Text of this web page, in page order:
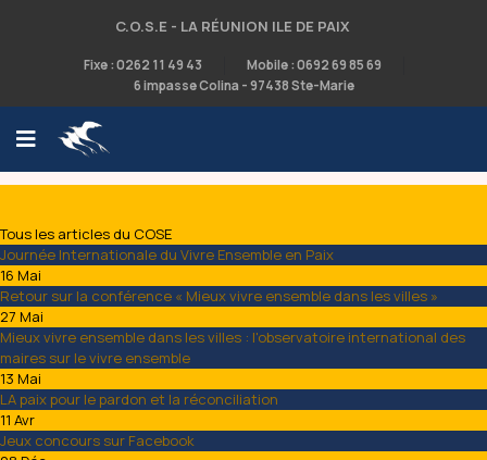
C.O.S.E - LA RÉUNION ILE DE PAIX
Fixe : 0262 11 49 43
Mobile : 0692 69 85 69
6 impasse Colina - 97438 Ste-Marie
Tous les articles du COSE
Journée Internationale du Vivre Ensemble en Paix
16 Mai
Retour sur la conférence « Mieux vivre ensemble dans les villes »
27 Mai
Mieux vivre ensemble dans les villes : l'observatoire international des
maires sur le vivre ensemble
13 Mai
LA paix pour le pardon et la réconciliation
11 Avr
Jeux concours sur Facebook